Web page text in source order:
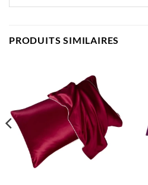
PRODUITS SIMILAIRES